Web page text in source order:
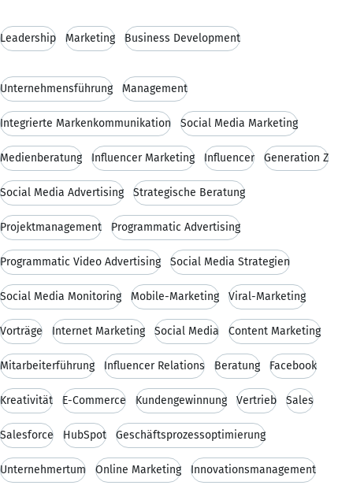
Leadership Marketing Business Development
Unternehmensführung Management
Integrierte Markenkommunikation Social Media Marketing
Medienberatung Influencer Marketing Influencer Generation Z
Social Media Advertising Strategische Beratung
Projektmanagement Programmatic Advertising
Programmatic Video Advertising Social Media Strategien
Social Media Monitoring Mobile-Marketing Viral-Marketing
Vorträge Internet Marketing Social Media Content Marketing
Mitarbeiterführung Influencer Relations Beratung Facebook
Kreativität E-Commerce Kundengewinnung Vertrieb Sales
Salesforce HubSpot Geschäftsprozessoptimierung
Unternehmertum Online Marketing Innovationsmanagement